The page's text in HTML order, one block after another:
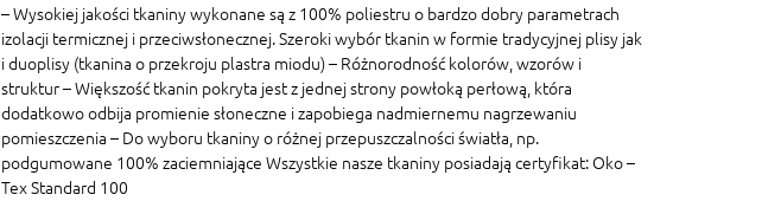
– Wysokiej jakości tkaniny wykonane są z 100% poliestru o bardzo dobry parametrach
izolacji termicznej i przeciwsłonecznej. Szeroki wybór tkanin w formie tradycyjnej plisy jak
i duoplisy (tkanina o przekroju plastra miodu) – Różnorodność kolorów, wzorów i
struktur – Większość tkanin pokryta jest z jednej strony powłoką perłową, która
dodatkowo odbija promienie słoneczne i zapobiega nadmiernemu nagrzewaniu
pomieszczenia – Do wyboru tkaniny o różnej przepuszczalności światła, np.
podgumowane 100% zaciemniające Wszystkie nasze tkaniny posiadają certyfikat: Oko –
Tex Standard 100